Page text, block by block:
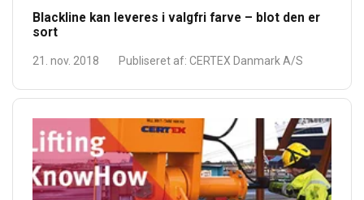
Blackline kan leveres i valgfri farve – blot den er
sort
21. nov. 2018 Publiseret af: CERTEX Danmark A/S